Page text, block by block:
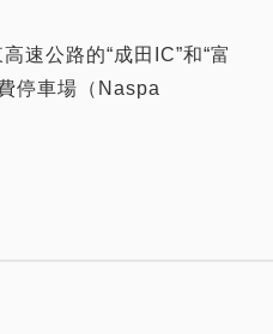
速公路的“成田IC”和“富
停車場（Naspa